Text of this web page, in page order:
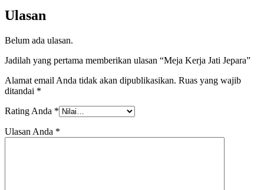
Ulasan
Belum ada ulasan.
Jadilah yang pertama memberikan ulasan “Meja Kerja Jati Jepara”
Alamat email Anda tidak akan dipublikasikan. Ruas yang wajib
ditandai *
Rating Anda *
Ulasan Anda *